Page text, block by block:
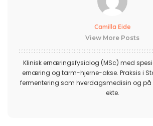
Camilla Eide
View More Posts
Klinisk ernæringsfysiolog (MSc) med
ernæring og tarm-hjerne-akse. Praksis i
fermentering som hverdagsmedisin og
ekte.